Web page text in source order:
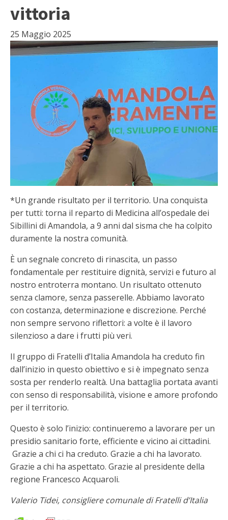
vittoria
25 Maggio 2025
*Un grande risultato per il territorio. Una conquista
per tutti: torna il reparto di Medicina all’ospedale dei
Sibillini di Amandola, a 9 anni dal sisma che ha colpito
duramente la nostra comunità.
È un segnale concreto di rinascita, un passo
fondamentale per restituire dignità, servizi e futuro al
nostro entroterra montano. Un risultato ottenuto
senza clamore, senza passerelle. Abbiamo lavorato
con costanza, determinazione e discrezione. Perché
non sempre servono riflettori: a volte è il lavoro
silenzioso a dare i frutti più veri.
Il gruppo di Fratelli d’Italia Amandola ha creduto fin
dall’inizio in questo obiettivo e si è impegnato senza
sosta per renderlo realtà. Una battaglia portata avanti
con senso di responsabilità, visione e amore profondo
per il territorio.
Questo è solo l’inizio: continueremo a lavorare per un
presidio sanitario forte, efficiente e vicino ai cittadini.
Grazie a chi ci ha creduto. Grazie a chi ha lavorato.
Grazie a chi ha aspettato. Grazie al presidente della
regione Francesco Acquaroli.
Valerio Tidei, consigliere comunale di Fratelli d’Italia